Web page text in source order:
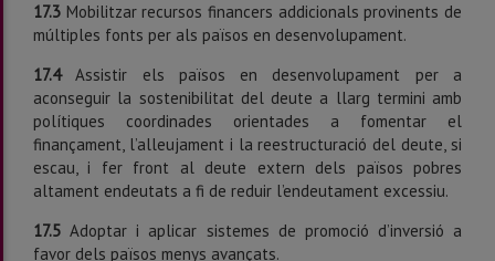
17.3 Mobilitzar recursos financers addicionals provinents de
múltiples fonts per als països en desenvolupament.
17.4Assistir els països en desenvolupament per a
aconseguir la sostenibilitat del deute a llarg termini amb
po­lítiques coordinades orientades a fomentar el
finançament, l’alleujament i la reestructuració del deute, si
escau, i fer front al deute extern dels països pobres
altament endeutats a fi de reduir l’endeutament excessiu.
17.5Adoptar i aplicar sistemes de promoció d’inversió a
favor dels països menys avançats.